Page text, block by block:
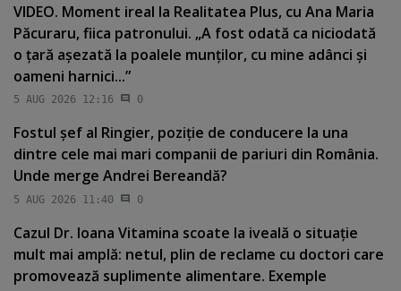
VIDEO. Moment ireal la Realitatea Plus, cu Ana Maria
Păcuraru, fiica patronului. „A fost odată ca niciodată
o ţară aşezată la poalele munţilor, cu mine adânci şi
oameni harnici...”
5 AUG 2026 12:16 0
Fostul şef al Ringier, poziţie de conducere la una
dintre cele mai mari companii de pariuri din România.
Unde merge Andrei Bereandă?
5 AUG 2026 11:40 0
Cazul Dr. Ioana Vitamina scoate la iveală o situaţie
mult mai amplă: netul, plin de reclame cu doctori care
promovează suplimente alimentare. Exemple